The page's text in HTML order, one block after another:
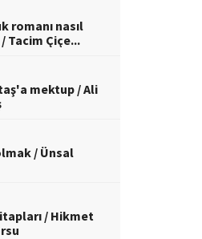
romanı nasıl
Tacim Çiçe...
mektup / Ali
/ Ünsal
/ Hikmet